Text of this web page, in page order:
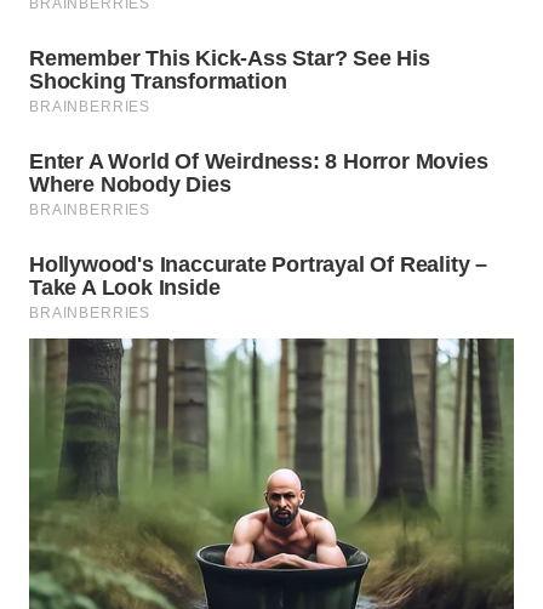
WN
WN
WN
BORNEO
Wahana
Media
Group
WAHANA
NEWS
WAHANA
TANI
WAHANA
ADVOKAT